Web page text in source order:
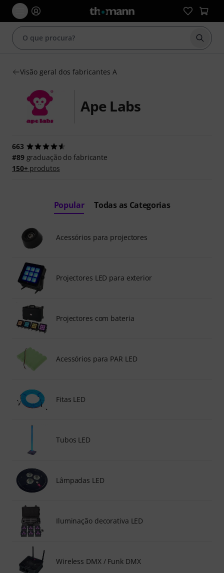
Iniciar
Visão geral dos fabricantes A
Ape Labs
663
#89graduação do fabricante
150+produtos
Popular Todas as Categorias
Acessórios para projectores
Projectores LED para exterior
Projectores com bateria
Acessórios para PAR LED
Fitas LED
Tubos LED
Lâmpadas LED
Iluminação decorativa LED
Wireless DMX / Funk DMX